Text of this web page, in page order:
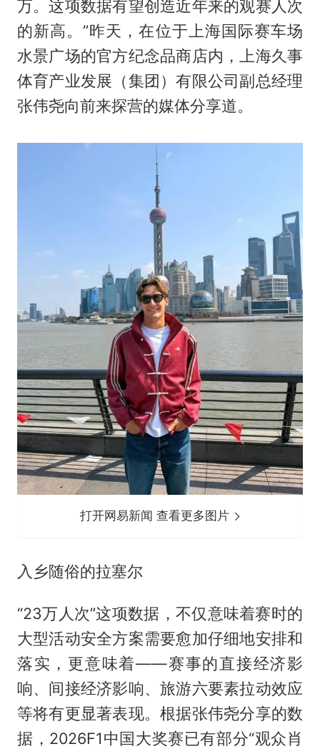
万。这项数据有望创造近年来的观赛人次
的新高。”昨天，在位于上海国际赛车场
水景广场的官方纪念品商店内，上海久事
体育产业发展（集团）有限公司副总经理
张伟尧向前来探营的媒体分享道。
打开网易新闻 查看更多图片
入乡随俗的拉塞尔
“23万人次”这项数据，不仅意味着赛时的
大型活动安全方案需要愈加仔细地安排和
落实，更意味着——赛事的直接经济影
响、间接经济影响、旅游六要素拉动效应
等将有更显著表现。根据张伟尧分享的数
据，2026F1中国大奖赛已有部分“观众肖